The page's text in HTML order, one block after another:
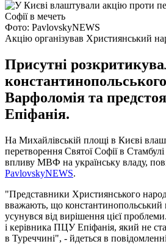
Фото: PavlovskyNEWS
Акцію організував Християнський
Присутні
Варфоломія та
Епіфанія.
На Михайлівській площі в Києві
перетворення Святої Софії в
впливу МВФ на українську владу,
PavlovskyNEWS.
"Представники Християнського
вважають, що константинопольський
усунувся від вирішення цієї
і керівника ПЦУ Епіфанія, який не
в Туреччині", - йдеться в